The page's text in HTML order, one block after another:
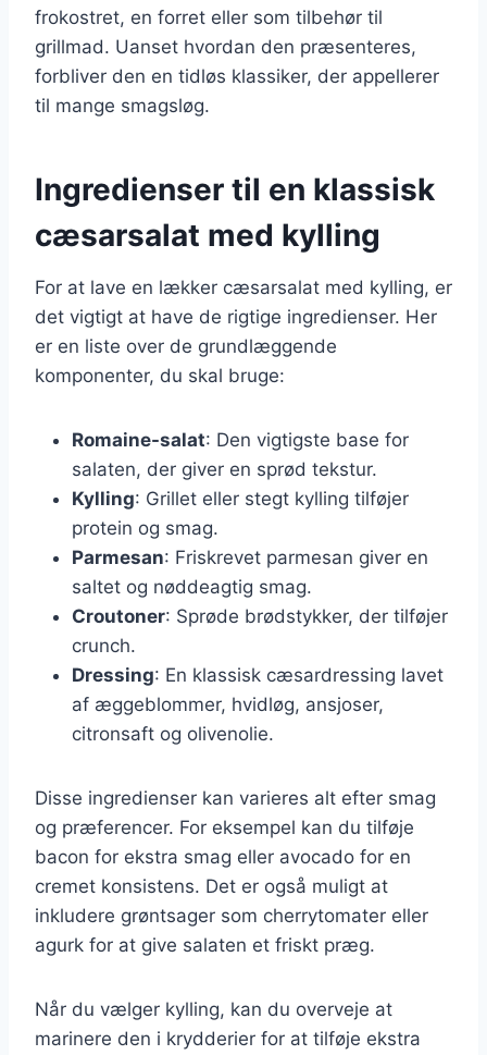
frokostret, en forret eller som tilbehør til
grillmad. Uanset hvordan den præsenteres,
forbliver den en tidløs klassiker, der appellerer
til mange smagsløg.
Ingredienser til en klassisk
cæsarsalat med kylling
For at lave en lækker cæsarsalat med kylling, er
det vigtigt at have de rigtige ingredienser. Her
er en liste over de grundlæggende
komponenter, du skal bruge:
Romaine-salat: Den vigtigste base for
salaten, der giver en sprød tekstur.
Kylling: Grillet eller stegt kylling tilføjer
protein og smag.
Parmesan: Friskrevet parmesan giver en
saltet og nøddeagtig smag.
Croutoner: Sprøde brødstykker, der tilføjer
crunch.
Dressing: En klassisk cæsardressing lavet
af æggeblommer, hvidløg, ansjoser,
citronsaft og olivenolie.
Disse ingredienser kan varieres alt efter smag
og præferencer. For eksempel kan du tilføje
bacon for ekstra smag eller avocado for en
cremet konsistens. Det er også muligt at
inkludere grøntsager som cherrytomater eller
agurk for at give salaten et friskt præg.
Når du vælger kylling, kan du overveje at
marinere den i krydderier for at tilføje ekstra